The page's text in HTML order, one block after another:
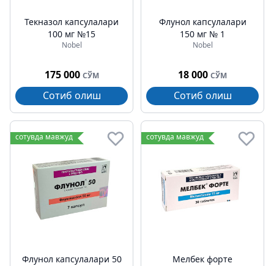
Текназол капсулалари
100 мг №15
Nobel
175 000 СЎМ
Сотиб олиш
Флунол капсулалари
150 мг № 1
Nobel
18 000 СЎМ
Сотиб олиш
сотувда мавжуд
Флунол капсулалари 50
сотувда мавжуд
Мелбек форте